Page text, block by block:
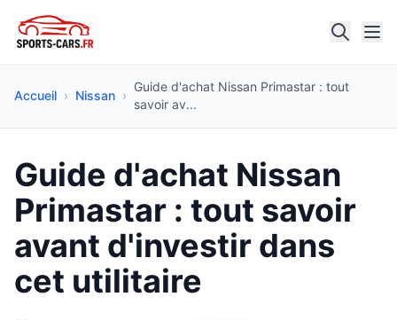
Accueil › Nissan ›
Guide d'achat Nissan Primastar : tout
savoir av...
Guide d'achat Nissan
Primastar : tout savoir
avant d'investir dans
cet utilitaire